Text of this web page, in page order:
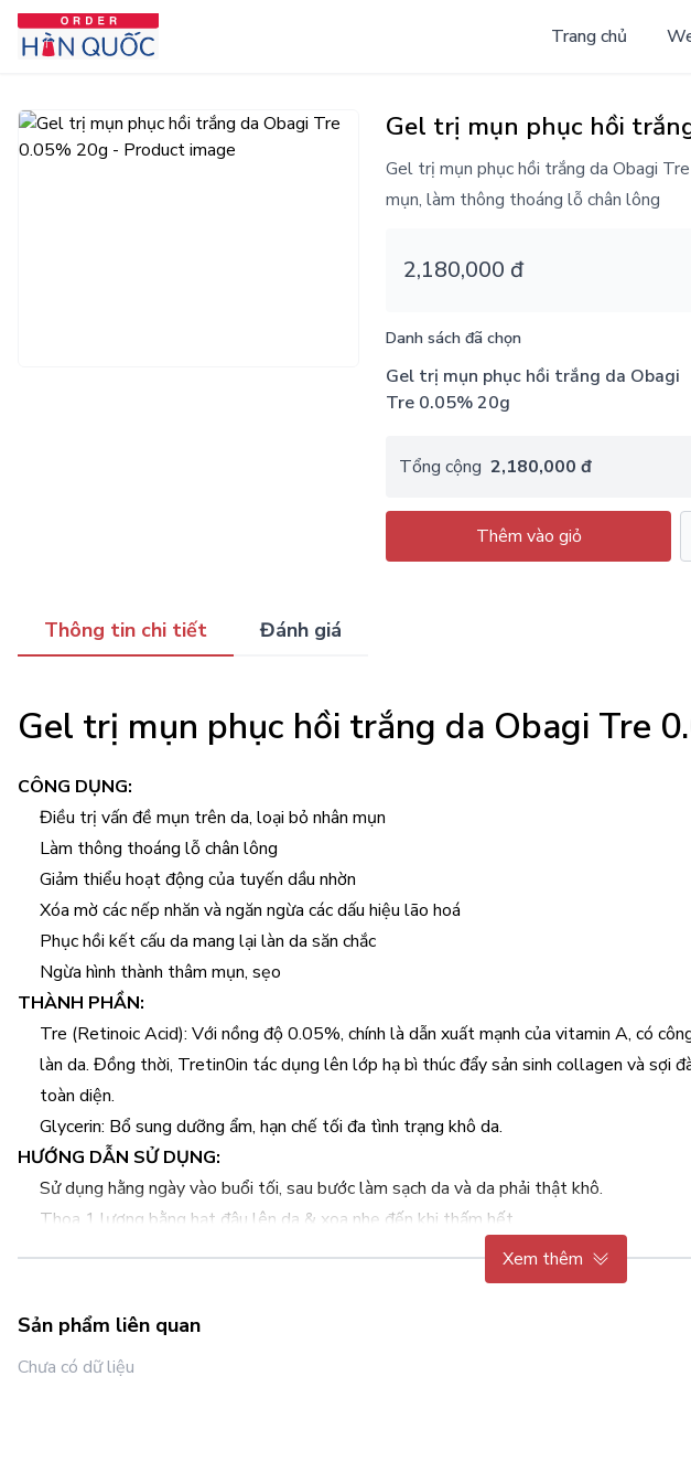
Trang chủ
Gel trị mụn phục hồi
Gel trị mụn phục hồi trắng da Obagi
mụn, làm thông thoáng lỗ chân lông
2,180,000 đ
Danh sách đã chọn
Gel trị mụn phục hồi trắng da Obagi
Tre 0.05% 20g
Tổng cộng 2,180,000 đ
Thêm vào giỏ
Thông tin chi tiết Đánh giá
Gel trị mụn phục hồi trắng da Obagi Tre
CÔNG DỤNG:
Điều trị vấn đề mụn trên da, loại bỏ nhân mụn
Làm thông thoáng lỗ chân lông
Giảm thiểu hoạt động của tuyến dầu nhờn
Xóa mờ các nếp nhăn và ngăn ngừa các dấu hiệu lão hoá
Phục hồi kết cấu da mang lại làn da săn chắc
Ngừa hình thành thâm mụn, sẹo
THÀNH PHẦN:
Tre (Retinoic Acid): Với nồng độ 0.05%, chính là dẫn xuất mạnh của vitamin A, có
làn da. Đồng thời, Tretin0in tác dụng lên lớp hạ bì thúc đẩy sản sinh collagen và sợi
toàn diện.
Glycerin: Bổ sung dưỡng ẩm, hạn chế tối đa tình trạng khô da.
HƯỚNG DẪN SỬ DỤNG:
Sử dụng hằng ngày vào buổi tối, sau bước làm sạch da và da phải thật khô.
Thoa 1 lượng bằng hạt đậu lên da & xoa nhẹ đến khi thấm hết.
Chờ 15 – 30 phút trước khi tiếp tục với các sản phẩm chăm sóc da kế tiếp
Xem thêm
Sản phẩm liên quan
Chưa có dữ liệu